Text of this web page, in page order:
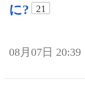
に?
21
08月07日 20:39